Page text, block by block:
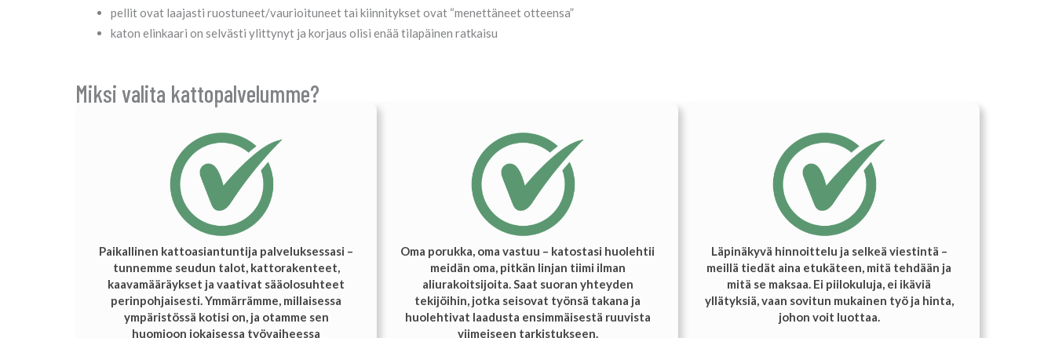
pellit ovat laajasti ruostuneet/vaurioituneet tai kiinnitykset ovat “menettäneet otteensa”
katon elinkaari on selvästi ylittynyt ja korjaus olisi enää tilapäinen ratkaisu
Miksi valita kattopalvelumme?
Paikallinen kattoasiantuntija palveluksessasi –
tunnemme seudun talot, kattorakenteet,
kaavamääräykset ja vaativat sääolosuhteet
perinpohjaisesti. Ymmärrämme, millaisessa
ympäristössä kotisi on, ja otamme sen
huomioon jokaisessa työvaiheessa
Oma porukka, oma vastuu – katostasi huolehtii
meidän oma, pitkän linjan tiimi ilman
aliurakoitsijoita. Saat suoran yhteyden
tekijöihin, jotka seisovat työnsä takana ja
huolehtivat laadusta ensimmäisestä ruuvista
viimeiseen tarkistukseen.
Läpinäkyvä hinnoittelu ja selkeä viestintä –
meillä tiedät aina etukäteen, mitä tehdään ja
mitä se maksaa. Ei piilokuluja, ei ikäviä
yllätyksiä, vaan sovitun mukainen työ ja hinta,
johon voit luottaa.